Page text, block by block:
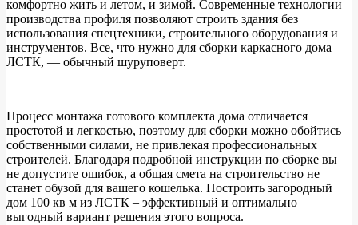
комфортно жить и летом, и зимой. Современные технологии
производства профиля позволяют строить здания без
использования спецтехники, строительного оборудования и
инструментов. Все, что нужно для сборки каркасного дома
ЛСТК, — обычный шуруповерт.
Процесс монтажа готового комплекта дома отличается
простотой и легкостью, поэтому для сборки можно обойтись
собственными силами, не привлекая профессиональных
строителей. Благодаря подробной инструкции по сборке вы
не допустите ошибок, а общая смета на строительство не
станет обузой для вашего кошелька. Построить загородный
дом 100 кв м из ЛСТК – эффективный и оптимально
выгодный вариант решения этого вопроса.